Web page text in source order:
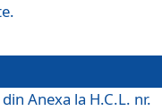
Anexa la H.C.L. nr.